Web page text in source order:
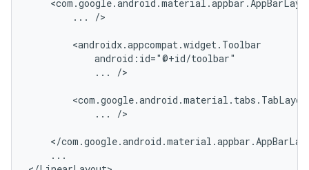
... />
...
/>
... />
...